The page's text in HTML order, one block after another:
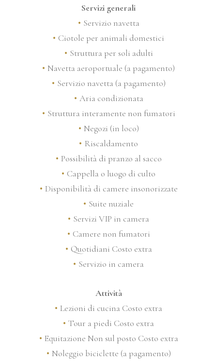
Servizi generali
Servizio navetta
Ciotole per animali domestici
Struttura per soli adulti
Navetta aeroportuale (a pagamento)
Servizio navetta (a pagamento)
Aria condizionata
Struttura interamente non fumatori
Negozi (in loco)
Riscaldamento
Possibilità di pranzo al sacco
Cappella o luogo di culto
Disponibilità di camere insonorizzate
Suite nuziale
Servizi VIP in camera
Camere non fumatori
Quotidiani Costo extra
Servizio in camera
Attività
Lezioni di cucina Costo extra
Tour a piedi Costo extra
Equitazione Non sul posto Costo extra
Noleggio biciclette (a pagamento)